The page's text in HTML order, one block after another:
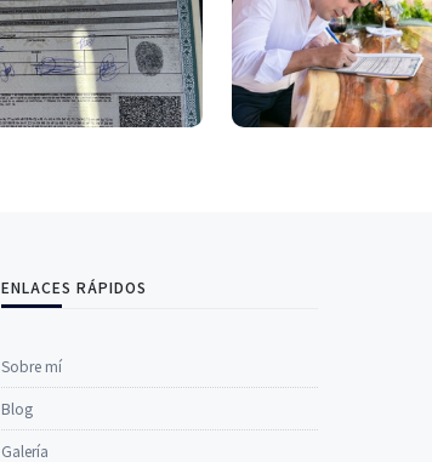
ENLACES RÁPIDOS
Sobre mí
Blog
Galería